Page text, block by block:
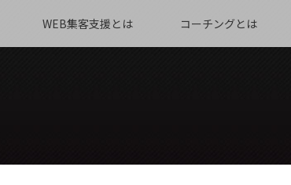
WEB集客支援とは コーチングとは